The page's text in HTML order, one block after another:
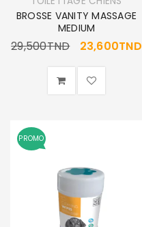
BROSSE VANITY MASSAGE
MEDIUM
29,500TND 23,600TND
PROMO